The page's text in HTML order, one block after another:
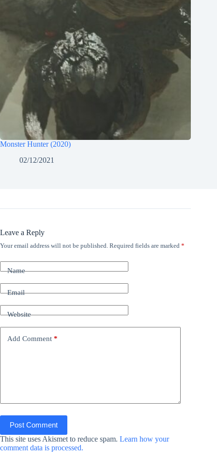
Monster Hunter (2020)
02/12/2021
Leave a Reply
Your email address will not be published. Required fields are marked *
Name
Email
Website
Add Comment *
Post Comment
This site uses Akismet to reduce spam. Learn how your
comment data is processed.